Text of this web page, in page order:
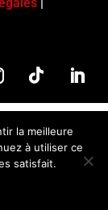
la meilleure
à utiliser ce
satisfait.